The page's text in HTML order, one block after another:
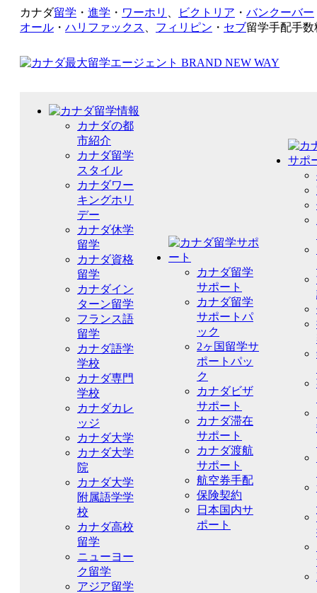
カナダ留学 ・ 進学 ・ ワーホリ ビクトリア ・ バンクーバー
オール ・ ハリファックス フィリピン ・ セブ留学手配手数
カナダの都
市紹介
カナダ留学
スタイル
カナダワー
キングホリ
デー
カナダ休学
留学
カナダ資格
留学
カナダイン
ターン留学
フランス語
留学
カナダ語学
学校
カナダ専門
学校
カナダカレ
ッジ
カナダ大学
カナダ大学
院
カナダ大学
附属語学学
校
カナダ高校
留学
ニューヨー
ク留学
アジア留学
カナダ留学
サポート
カナダ留学
サポートパ
ック
2ヶ国留学サ
ポートパッ
ク
カナダビザ
サポート
カナダ滞在
サポート
カナダ渡航
サポート
航空券手配
保険契約
日本国内サ
ポート